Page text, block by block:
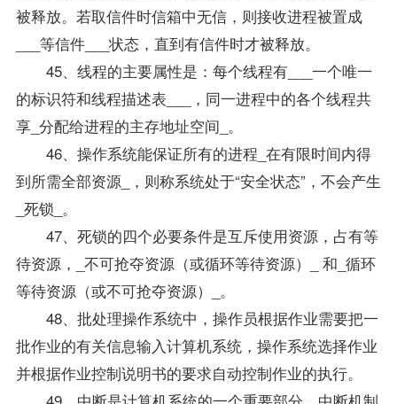
被释放。若取信件时信箱中无信，则接收进程被置成
___等信件___状态，直到有信件时才被释放。
45、线程的主要属性是：每个线程有___一个唯一
的标识符和线程描述表___，同一进程中的各个线程共
享_分配给进程的主存地址空间_。
46、操作系统能保证所有的进程_在有限时间内得
到所需全部资源_，则称系统处于“安全状态”，不会产生
_死锁_。
47、死锁的四个必要条件是互斥使用资源，占有等
待资源，_不可抢夺资源（或循环等待资源）_ 和_循环
等待资源（或不可抢夺资源）_。
48、批处理操作系统中，操作员根据作业需要把一
批作业的有关信息输入计算机系统，操作系统选择作业
并根据作业控制说明书的要求自动控制作业的执行。